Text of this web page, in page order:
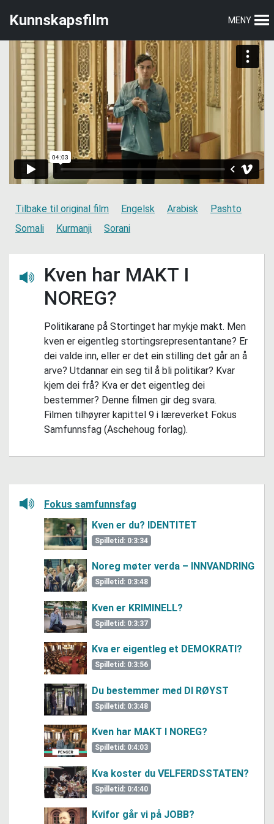
til
til
Kunnskapsfilm MENY
Tilbake til original film Engelsk Arabisk
Pashto
Somali
Kurmanji Sorani
Kven har MAKT I
NOREG?
Politikarane på Stortinget har mykje makt. Men
kven er eigentleg stortingsrepresentantane? Er
dei valde inn, eller er det ein stilling det går an å
arve? Utdannar ein seg til å bli politikar? Kvar
kjem dei frå? Kva er det eigentleg dei
bestemmer? Denne filmen gir deg svara.
Filmen tilhøyrer kapittel 9 i læreverket Fokus
Samfunnsfag (Aschehoug forlag).
Lytt her
Fokus samfunnsfag
Kven er du? IDENTITET
Spilletid: 0:3:34
Noreg møter verda – INNVANDRING
Spilletid: 0:3:48
Kven er KRIMINELL?
Spilletid: 0:3:37
Kva er eigentleg et DEMOKRATI?
Spilletid: 0:3:56
Du bestemmer med DI RØYST
Spilletid: 0:3:48
Kven har MAKT I NOREG?
Spilletid: 0:4:03
Kva koster du VELFERDSSTATEN?
Spilletid: 0:4:40
Kvifor går vi på JOBB?
Lytt her